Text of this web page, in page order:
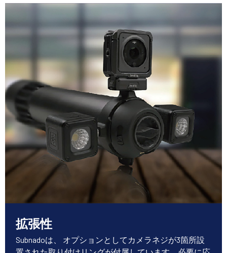
拡張性
Subnadoは、 オプションとしてカメラネジが3箇所設